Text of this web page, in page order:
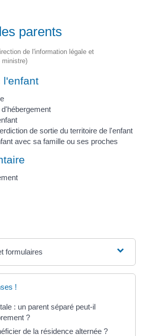
parents
de l'information légale et
ministre)
l'enfant
de sortie du territoire de l'enfant
avec sa famille ou ses proches
formulaires
!
: un parent séparé peut-il
?
de la résidence alternée ?